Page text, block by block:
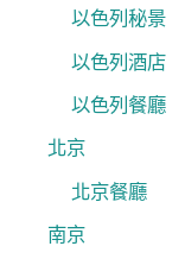
以色列秘景
以色列酒店
以色列餐廳
北京
北京餐廳
南京